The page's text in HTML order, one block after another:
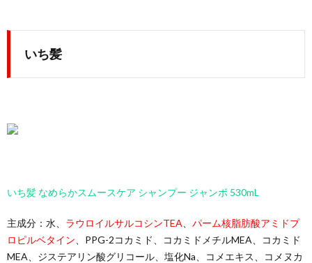
いち髪
いち髪 なめらかスムースケア シャンプー ジャンボ 530mL
主成分：水、 ラウロイルサルコシンTEA
パーム核脂肪酸アミドプ
ロピルベタイン 、PPG-2コカミド、コカミドメチルMEA、コカミド
MEA、ジステアリン酸グリコール、塩化Na、コメエキス、コメヌカ